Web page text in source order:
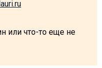
или что-то еще не